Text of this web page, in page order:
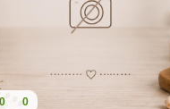
0 0